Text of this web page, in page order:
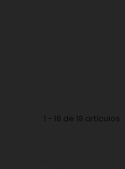
1 - 18 de 18 artículos